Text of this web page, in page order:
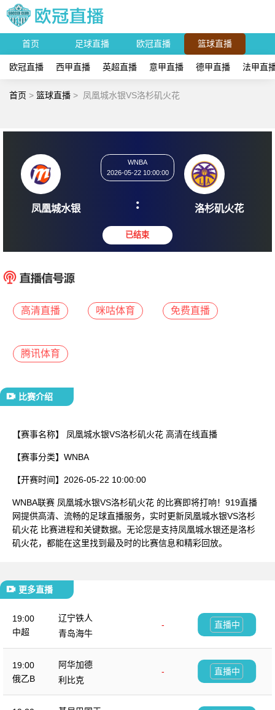
首页 足球直播 欧冠直播 篮球直播
欧冠直播 西甲直播 英超直播 意甲直播 德甲直播 法甲直
首页 > 篮球直播 > 凤凰城水银VS洛杉矶火花
凤凰城水银
2026-05-22 10:00:00
: 洛杉
高清直播 咪咕体育 免费直播
腾讯体育
比赛介绍
【赛事名称】 凤凰城水银VS洛杉矶火花 高清在线直播
【赛事分类】 WNBA
【开赛时间】 2026-05-22 10:00:00
WNBA联赛 凤凰城水银VS洛杉矶火花 的比赛即将打响！919直播
网提供高清、流畅的足球直播服务，实时更新凤凰城水银VS洛杉
矶火花 比赛进程和关键数据。无论您是支持凤凰城水银还是洛杉
矶火花，都能在这里找到最及时的比赛信息和精彩回放。
更多直播
19:00
中超
辽宁铁人
-
青岛海牛
直播中
19:00
俄乙B
阿华加德
-
利比克
直播中